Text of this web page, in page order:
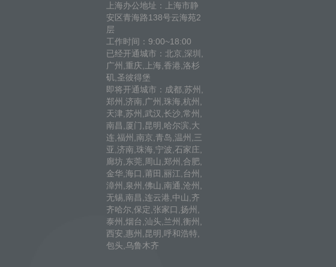
上海办公地址：上海市静
安区青海路138号云海苑2
层
工作时间：9:00~18:00
已经开通城市：北京,深圳,
广州,重庆,上海,香港,洛杉
矶,圣彼得堡
即将开通城市：成都,苏州,
郑州,济南,广州,珠海,杭州,
天津,苏州,武汉,长沙,常州,
南昌,厦门,昆明,哈尔滨,大
连,福州,南京,青岛,温州,三
亚,济南,珠海,宁波,石家庄,
廊坊,东莞,周山,郑州,合肥,
金华,海口,莆田,丽江,台州,
漳州,泉州,佛山,南通,沧州,
无锡,南昌,连云港,中山,齐
齐哈尔,保定,张家口,扬州,
泰州,烟台,汕头,兰州,衡州,
西安,惠州,昆明,呼和浩特,
包头,乌鲁木齐